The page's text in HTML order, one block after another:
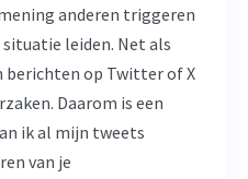
anderen triggeren
leiden. Net als
berichten op Twitter of X
Daarom is een
ik al mijn tweets
van je